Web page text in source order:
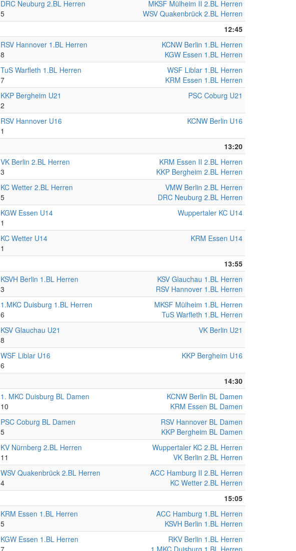
DRC Neuburg 2.BL Herren
5
MKSF Mülheim II 2.BL Herren
WSV Quakenbrück 2.BL Herren
12:45
RSV Hannover 1.BL Herren
8
KCNW Berlin 1.BL Herren
KGW Essen 1.BL Herren
TuS Warfleth 1.BL Herren
7
WSF Liblar 1.BL Herren
KRM Essen 1.BL Herren
KKP Bergheim U21
2
PSC Coburg U21
RSV Hannover U16
1
KCNW Berlin U16
13:20
VK Berlin 2.BL Herren
3
KRM Essen II 2.BL Herren
KKP Bergheim 2.BL Herren
KC Wetter 2.BL Herren
5
VMW Berlin 2.BL Herren
DRC Neuburg 2.BL Herren
KGW Essen U14
1
Wuppertaler KC U14
KC Wetter U14
1
KRM Essen U14
13:55
KSVH Berlin 1.BL Herren
3
KSV Glauchau 1.BL Herren
RSV Hannover 1.BL Herren
1.MKC Duisburg 1.BL Herren
6
MKSF Mülheim 1.BL Herren
TuS Warfleth 1.BL Herren
KSV Glauchau U21
8
VK Berlin U21
WSF Liblar U16
6
KKP Bergheim U16
14:30
1. MKC Duisburg BL Damen
10
KCNW Berlin BL Damen
KRM Essen BL Damen
PSC Coburg BL Damen
5
RSV Hannover BL Damen
KKP Bergheim BL Damen
KV Nürnberg 2.BL Herren
11
Wuppertaler KC 2.BL Herren
VK Berlin 2.BL Herren
WSV Quakenbrück 2.BL Herren
4
ACC Hamburg II 2.BL Herren
KC Wetter 2.BL Herren
15:05
KRM Essen 1.BL Herren
5
ACC Hamburg 1.BL Herren
KSVH Berlin 1.BL Herren
KGW Essen 1.BL Herren
RKV Berlin 1.BL Herren